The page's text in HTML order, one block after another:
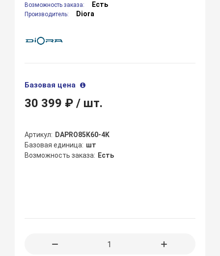
Возможность заказа: Есть
Производитель: Diora
Базовая цена
30 399 ₽/ шт.
Артикул
DAPRO85K60-4K
Базовая единица шт
Возможность заказа
Есть